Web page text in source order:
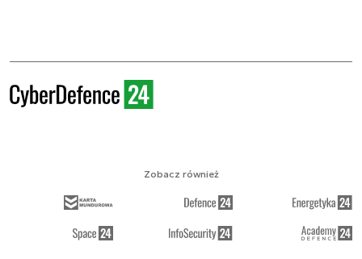
Zobacz również